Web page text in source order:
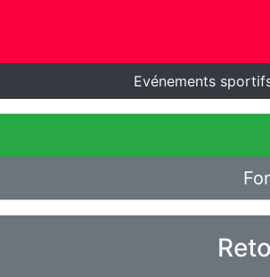
Evénements